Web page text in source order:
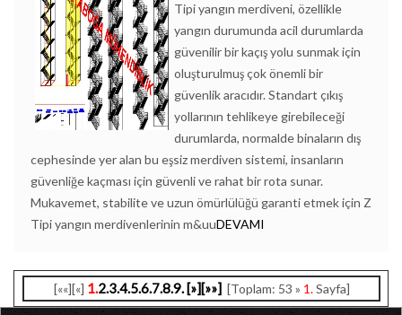
Tipi yangın merdiveni, özellikle
yangın durumunda acil durumlarda
güvenilir bir kaçış yolu sunmak için
oluşturulmuş çok önemli bir
güvenlik aracıdır. Standart çıkış
yollarının tehlikeye girebileceği
durumlarda, normalde binaların dış
cephesinde yer alan bu eşsiz merdiven sistemi, insanların
güvenliğe kaçması için güvenli ve rahat bir rota sunar.
Mukavemet, stabilite ve uzun ömürlülüğü garanti etmek için Z
Tipi yangın merdivenlerinin m&uuDEVAMI
[««][«] 1.2.3.4.5.6.7.8.9.[»][»»] [Toplam: 53 » 1.Sayfa]